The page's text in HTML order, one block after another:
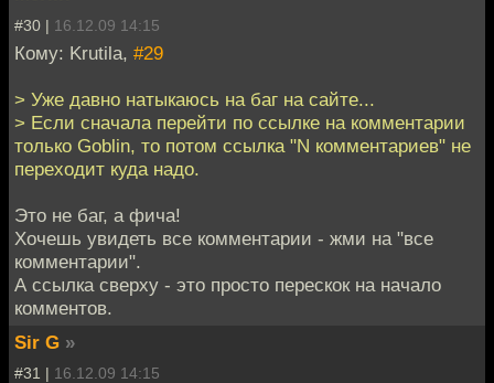
#30 | 16.12.09 14:15
Кому: Krutila, #29
> Уже давно натыкаюсь на баг на сайте...
> Если сначала перейти по ссылке на комментарии
только Goblin, то потом ссылка "N комментариев" не
переходит куда надо.
Это не баг, а фича!
Хочешь увидеть все комментарии - жми на "все
комментарии".
А ссылка сверху - это просто перескок на начало
комментов.
Sir G »
#31 | 16.12.09 14:15